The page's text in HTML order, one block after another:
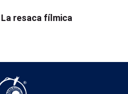
resaca fílmica